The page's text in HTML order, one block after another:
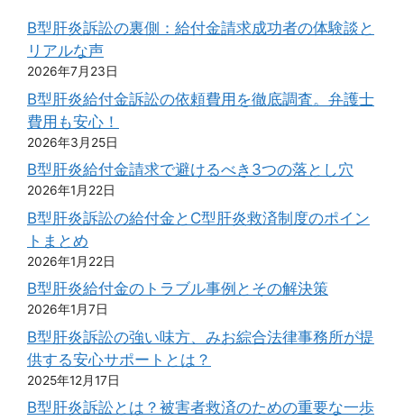
B型肝炎訴訟の裏側：給付金請求成功者の体験談と
リアルな声
2026年7月23日
B型肝炎給付金訴訟の依頼費用を徹底調査。弁護士
費用も安心！
2026年3月25日
B型肝炎給付金請求で避けるべき3つの落とし穴
2026年1月22日
B型肝炎訴訟の給付金とC型肝炎救済制度のポイン
トまとめ
2026年1月22日
B型肝炎給付金のトラブル事例とその解決策
2026年1月7日
B型肝炎訴訟の強い味方、みお綜合法律事務所が提
供する安心サポートとは？
2025年12月17日
B型肝炎訴訟とは？被害者救済のための重要な一歩